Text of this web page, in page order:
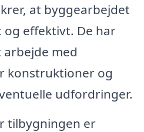
at byggearbejdet
effektivt. De har
med
konstruktioner og
udfordringer.
tilbygningen er